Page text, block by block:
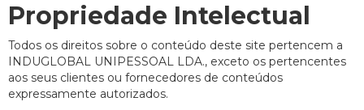
Propriedade Intelectual
Todos os direitos sobre o conteúdo deste site pertencem a
INDUGLOBAL UNIPESSOAL LDA., exceto os pertencentes
aos seus clientes ou fornecedores de conteúdos
expressamente autorizados.